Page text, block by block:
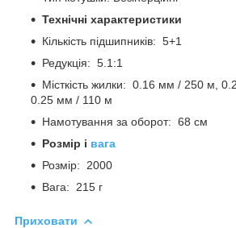
Технічні характеристики
Кількість підшипників: 5+1
Редукція: 5.1:1
Місткість жилки: 0.16 мм / 250 м,
0.25 мм / 110 м
Намотування за оборот: 68 см
Розмір і вага
Розмір: 2000
Вага: 215 г
Приховати